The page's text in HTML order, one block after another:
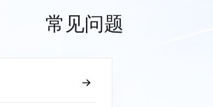
常见问题